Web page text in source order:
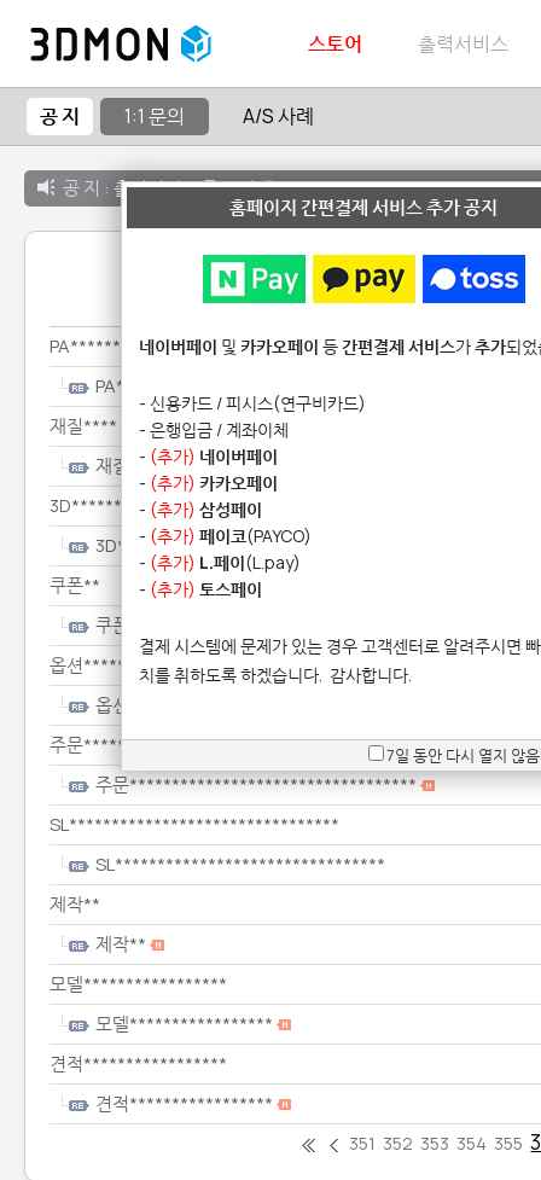
스토어 출력서비스
공 지 1:1 문의 A/S 사례
공 지 : 출력서비스 종료 안내
1:1 문
PA********
PA********
재질****
재질****
3D***************
3D***************
쿠폰**
쿠폰**
옵션**********
옵션**********
주문**********************************
주문**********************************
SL********************************
SL********************************
제작**
제작**
모델*****************
모델*****************
견적*****************
견적*****************
351 352 353 354 355
홈페이지 간편결제 서비스 추가 공지
네이버페이 및 카카오페이 등간편결제 서비스가추가되
- 신용카드 / 피시스(연구비카드)
- 은행입금 / 계좌이체
- (추가) 네이버페이
- (추가) 카카오페이
- (추가) 삼성페이
- (추가) 페이코(PAYCO)
- (추가) L.페이(L.pay)
- (추가) 토스페이
결제 시스템에 문제가 있는 경우 고객센터로 알려주시면
치를 취하도록 하겠습니다. 감사합니다.
7일 동안 다시 열지 않음